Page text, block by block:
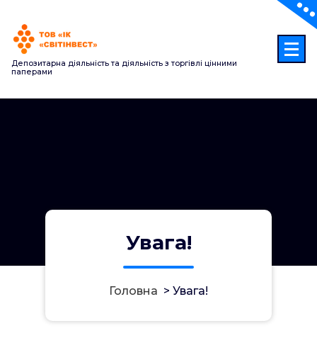
контенту
Депозитарна діяльність та діяльність з торгівлі цінними
паперами
Увага!
Головна > Увага!